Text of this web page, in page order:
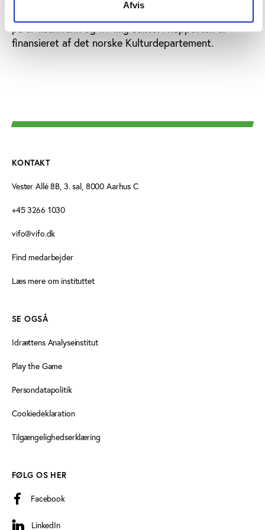
Afvis
på sivilsamfunn og frivillig sektor’. Rapporten er
finansieret af det norske Kulturdepartement.
KONTAKT
Vester Allé 8B, 3. sal, 8000 Aarhus C
+45 3266 1030
vifo@vifo.dk
Find medarbejder
Læs mere om instituttet
SE OGSÅ
Idrættens Analyseinstitut
Play the Game
Persondatapolitik
Cookiedeklaration
Tilgængelighedserklæring
FØLG OS HER
Facebook
LinkedIn